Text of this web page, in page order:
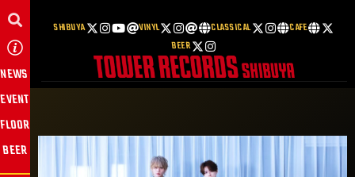
SHIBUYA VINYL CLASSICAL
CAFE
BEER
NEWS
EVENT
FLOOR
BEER